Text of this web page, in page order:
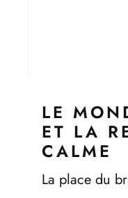
LE
ET LA
CALME
La place du